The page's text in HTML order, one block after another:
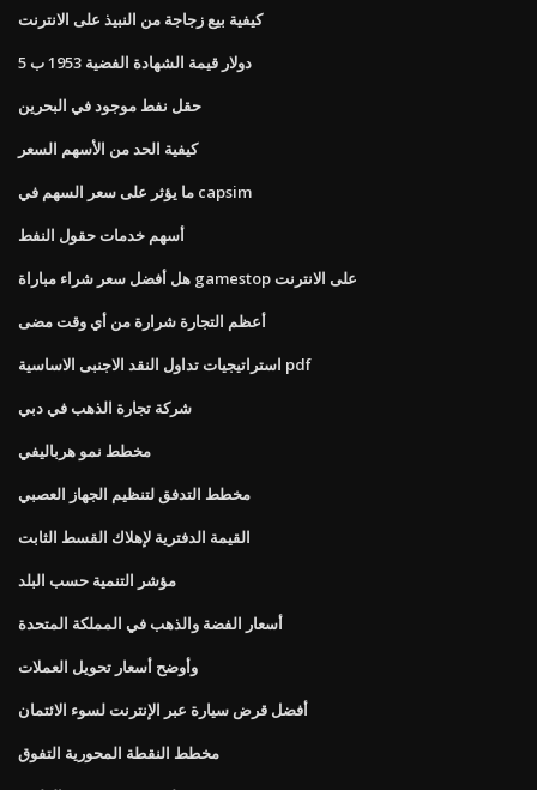
كيفية بيع زجاجة من النبيذ على الانترنت
5 دولار قيمة الشهادة الفضية 1953 ب
حقل نفط موجود في البحرين
كيفية الحد من الأسهم السعر
ما يؤثر على سعر السهم في capsim
أسهم خدمات حقول النفط
هل أفضل سعر شراء مباراة gamestop على الانترنت
أعظم التجارة شرارة من أي وقت مضى
استراتيجيات تداول النقد الاجنبى الاساسية pdf
شركة تجارة الذهب في دبي
مخطط نمو هرباليفي
مخطط التدفق لتنظيم الجهاز العصبي
القيمة الدفترية لإهلاك القسط الثابت
مؤشر التنمية حسب البلد
أسعار الفضة والذهب في المملكة المتحدة
وأوضح أسعار تحويل العملات
أفضل قرض سيارة عبر الإنترنت لسوء الائتمان
مخطط النقطة المحورية التفوق